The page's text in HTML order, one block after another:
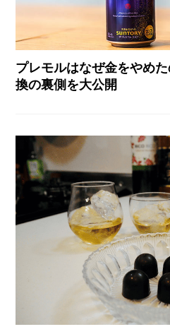
プレモルはなぜ金をやめ
換の裏側を大公開